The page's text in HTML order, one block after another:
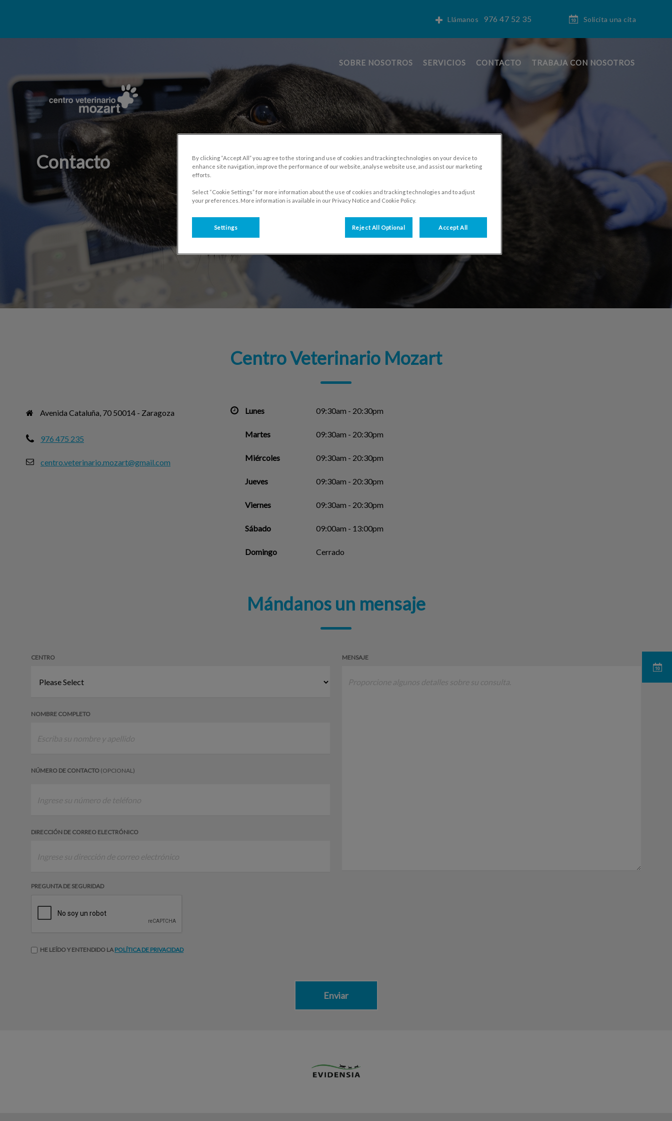
Llámanos 976 47 52 35 Solicita una cita
Home de Centro Veterinario Mozart
SOBRE NOSOTROS SERVICIOS CONTACTO TRABAJA CON NOSOTROS
Contacto
Centro Veterinario Mozart
Avenida Cataluña, 70 50014 - Zaragoza
976 475 235
centro.veterinario.mozart@gmail.com
Lunes 09:30am - 20:30pm
Martes 09:30am - 20:30pm
Miércoles 09:30am - 20:30pm
Jueves 09:30am - 20:30pm
Viernes 09:30am - 20:30pm
Sábado 09:00am - 13:00pm
Domingo Cerrado
Mándanos un mensaje
CENTRO
NOMBRE COMPLETO
NÚMERO DE CONTACTO (OPCIONAL)
DIRECCIÓN DE CORREO ELECTRÓNICO
PREGUNTA DE SEGURIDAD
MENSAJE
HE LEÍDO Y ENTENDIDO LAPOLÍTICA DE PRIVACIDAD
By clicking “Accept All” you agree to the storing and use of cookies and tracking technologies on your device to
enhance site navigation, improve the performance of our website, analyse website use, and assist our marketing
efforts.
Select “Cookie Settings” for more information about the use of cookies and tracking technologies and to adjust
your preferences. More information is available in our Privacy Notice and Cookie Policy.
Settings Reject All Optional Accept All